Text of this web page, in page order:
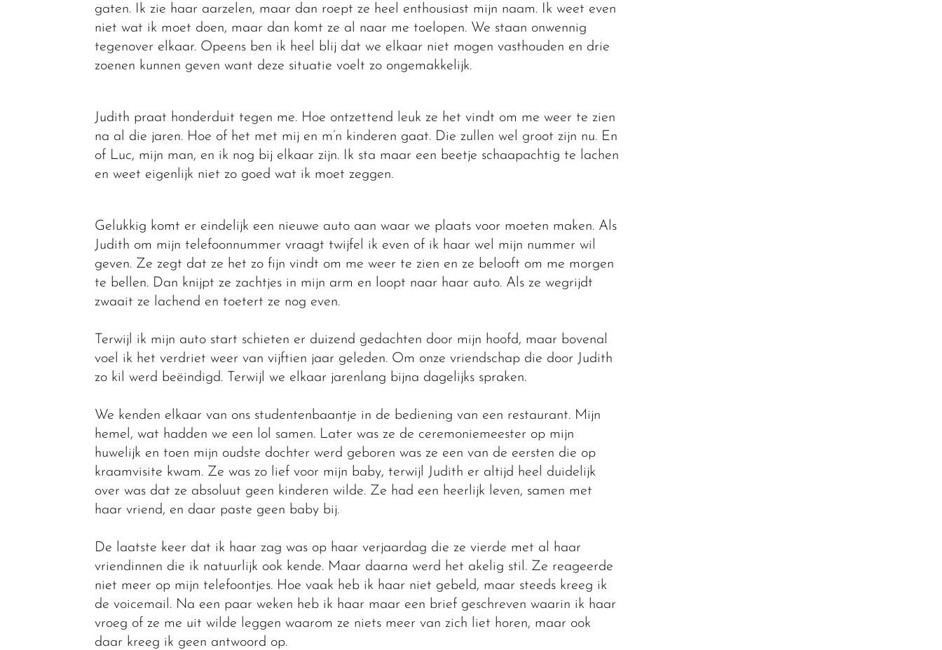
gaten. Ik zie haar aarzelen, maar dan roept ze heel enthousiast mijn naam. Ik weet even
niet wat ik moet doen, maar dan komt ze al naar me toelopen. We staan onwennig
tegenover elkaar. Opeens ben ik heel blij dat we elkaar niet mogen vasthouden en drie
zoenen kunnen geven want deze situatie voelt zo ongemakkelijk.
Judith praat honderduit tegen me. Hoe ontzettend leuk ze het vindt om me weer te zien
na al die jaren. Hoe of het met mij en m’n kinderen gaat. Die zullen wel groot zijn nu. En
of Luc, mijn man, en ik nog bij elkaar zijn. Ik sta maar een beetje schaapachtig te lachen
en weet eigenlijk niet zo goed wat ik moet zeggen.
Gelukkig komt er eindelijk een nieuwe auto aan waar we plaats voor moeten maken. Als
Judith om mijn telefoonnummer vraagt twijfel ik even of ik haar wel mijn nummer wil
geven. Ze zegt dat ze het zo fijn vindt om me weer te zien en ze belooft om me morgen
te bellen. Dan knijpt ze zachtjes in mijn arm en loopt naar haar auto. Als ze wegrijdt
zwaait ze lachend en toetert ze nog even.
Terwijl ik mijn auto start schieten er duizend gedachten door mijn hoofd, maar bovenal
voel ik het verdriet weer van vijftien jaar geleden. Om onze vriendschap die door Judith
zo kil werd beëindigd. Terwijl we elkaar jarenlang bijna dagelijks spraken.
We kenden elkaar van ons studentenbaantje in de bediening van een restaurant. Mijn
hemel, wat hadden we een lol samen. Later was ze de ceremoniemeester op mijn
huwelijk en toen mijn oudste dochter werd geboren was ze een van de eersten die op
kraamvisite kwam. Ze was zo lief voor mijn baby, terwijl Judith er altijd heel duidelijk
over was dat ze absoluut geen kinderen wilde. Ze had een heerlijk leven, samen met
haar vriend, en daar paste geen baby bij.
De laatste keer dat ik haar zag was op haar verjaardag die ze vierde met al haar
vriendinnen die ik natuurlijk ook kende. Maar daarna werd het akelig stil. Ze reageerde
niet meer op mijn telefoontjes. Hoe vaak heb ik haar niet gebeld, maar steeds kreeg ik
de voicemail. Na een paar weken heb ik haar maar een brief geschreven waarin ik haar
vroeg of ze me uit wilde leggen waarom ze niets meer van zich liet horen, maar ook
daar kreeg ik geen antwoord op.